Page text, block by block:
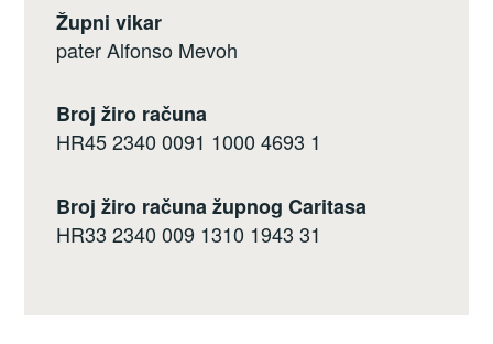
Župni vikar
pater Alfonso Mevoh
Broj žiro računa
HR45 2340 0091 1000 4693 1
Broj žiro računa župnog Caritasa
HR33 2340 009 1310 1943 31